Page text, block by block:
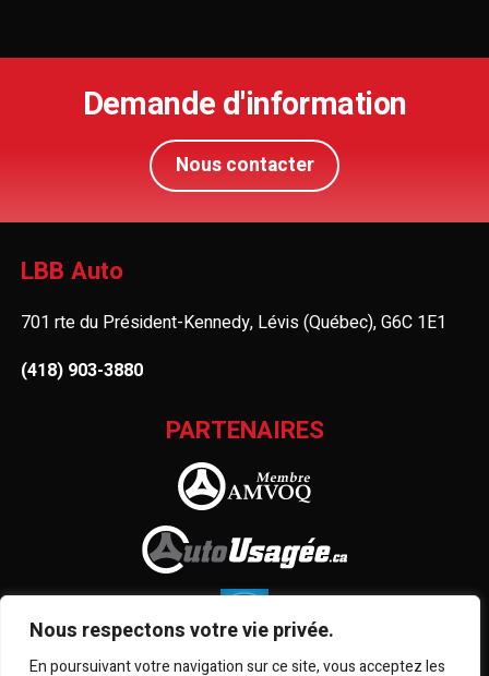
Nous respectons votre vie privée.
En poursuivant votre navigation sur ce site, vous acceptez les
Demande d'information
Nous contacter
LBB Auto
701 rte du Président-Kennedy, Lévis (Québec), G6C 1E1
(418) 903-3880
PARTENAIRES